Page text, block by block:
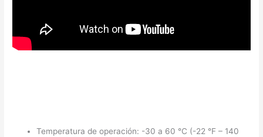
Temperatura de operación: -30 a 60 °C (-22 °F – 140